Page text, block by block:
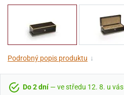
Podrobný popis produktu ↓
Do 2 dní— ve středu 12. 8. u vás